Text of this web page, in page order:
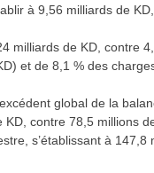
à 9,56 milliards de
milliards de KD, contre
et de 8,1 % des
global de la
contre 78,5 millions
s’établissant à